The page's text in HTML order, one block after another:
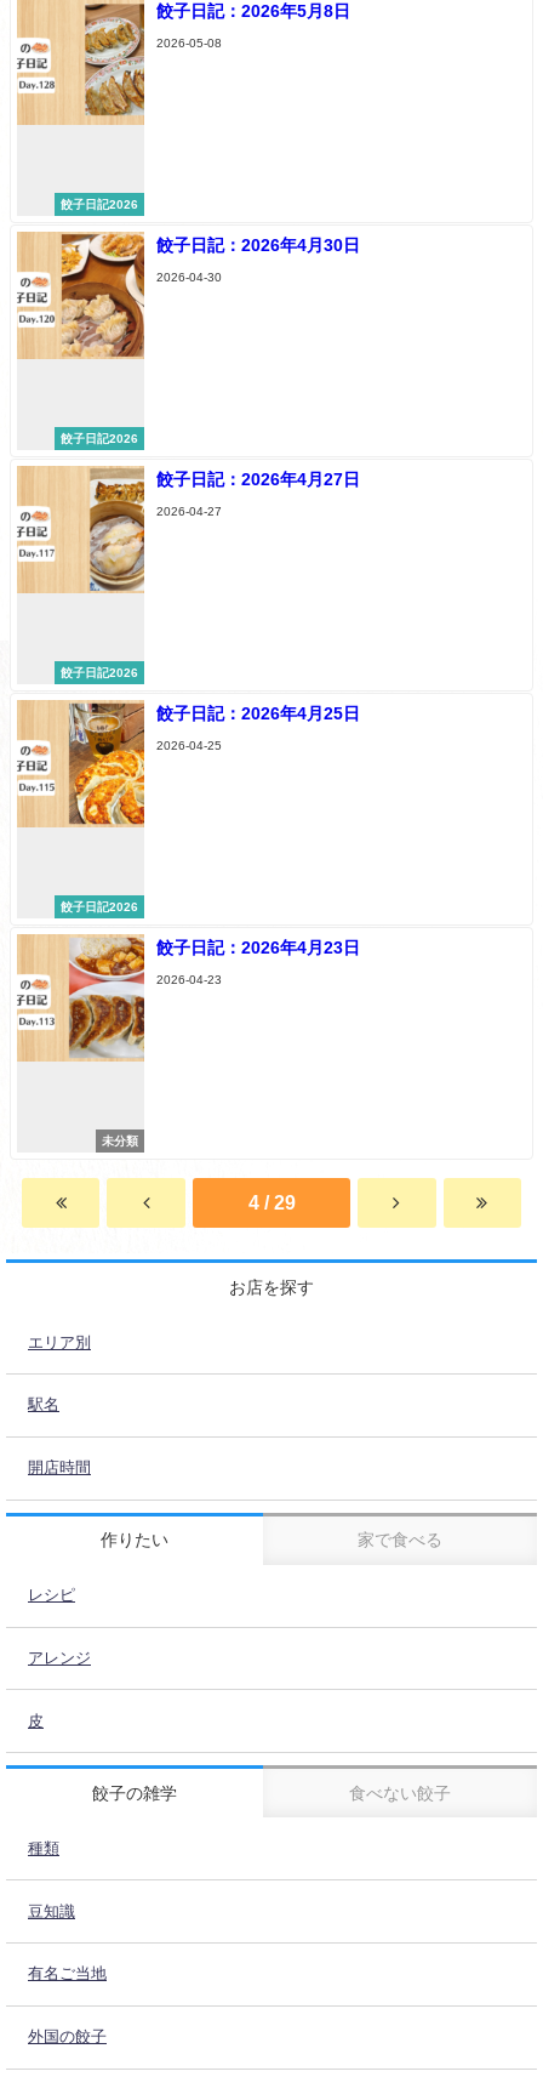
餃子日記2026
餃子日記：2026年5月8日
2026-05-08
餃子日記2026
餃子日記：2026年4月30日
2026-04-30
餃子日記2026
餃子日記：2026年4月27日
2026-04-27
餃子日記2026
餃子日記：2026年4月25日
2026-04-25
未分類
餃子日記：2026年4月23日
2026-04-23
4 / 29
お店を探す
エリア別
駅名
開店時間
作りたい 家で食べる
レシピ
アレンジ
皮
餃子の雑学 食べない餃子
種類
豆知識
有名ご当地
外国の餃子